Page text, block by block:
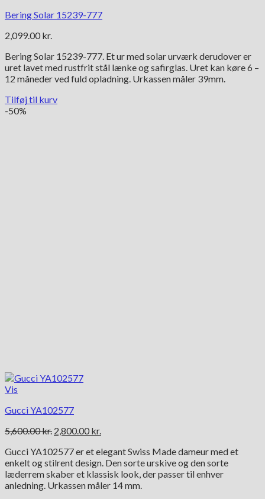
Bering Solar 15239-777
2,099.00 kr.
Bering Solar 15239-777. Et ur med solar urværk derudover er
uret lavet med rustfrit stål lænke og safirglas. Uret kan køre 6 –
12 måneder ved fuld opladning. Urkassen måler 39mm.
Tilføj til kurv
-50%
Vis
Gucci YA102577
5,600.00kr. Den
pris
var:
5,600.00 kr..
2,800.00 kr.
pris
er:
2,800.00 kr..
Gucci YA102577 er et elegant Swiss Made dameur med et
enkelt og stilrent design. Den sorte urskive og den sorte
læderrem skaber et klassisk look, der passer til enhver
anledning. Urkassen måler 14 mm.